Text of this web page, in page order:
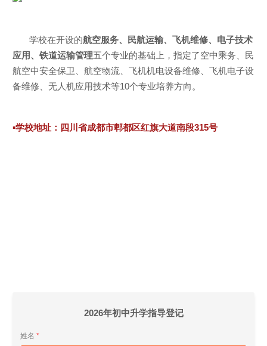
学校在开设的航空服务、民航运输、飞机维修、电子技术
应用、铁道运输管理五个专业的基础上，指定了空中乘务、民
航空中安全保卫、航空物流、飞机机电设备维修、飞机电子设
备维修、无人机应用技术等10个专业培养方向。
▪学校地址：四川省成都市郫都区红旗大道南段315号
2026年初中升学指导登记
姓名